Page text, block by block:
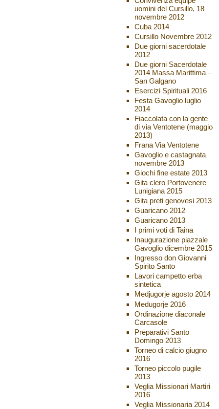
uomini del Cursillo, 18
novembre 2012
Cuba 2014
Cursillo Novembre 2012
Due giorni sacerdotale
2012
Due giorni Sacerdotale
2014 Massa Marittima –
San Galgano
Esercizi Spirituali 2016
Festa Gavoglio luglio
2014
Fiaccolata con la gente
di via Ventotene (maggio
2013)
Frana Via Ventotene
Gavoglio e castagnata
novembre 2013
Giochi fine estate 2013
Gita clero Portovenere
Lunigiana 2015
Gita preti genovesi 2013
Guaricano 2012
Guaricano 2013
I primi voti di Taina
Inaugurazione piazzale
Gavoglio dicembre 2015
Ingresso don Giovanni
Spirito Santo
Lavori campetto erba
sintetica
Medjugorje agosto 2014
Medugorje 2016
Ordinazione diaconale
Carcasole
Preparativi Santo
Domingo 2013
Torneo di calcio giugno
2016
Torneo piccolo pugile
2013
Veglia Missionari Martiri
2016
Veglia Missionaria 2014